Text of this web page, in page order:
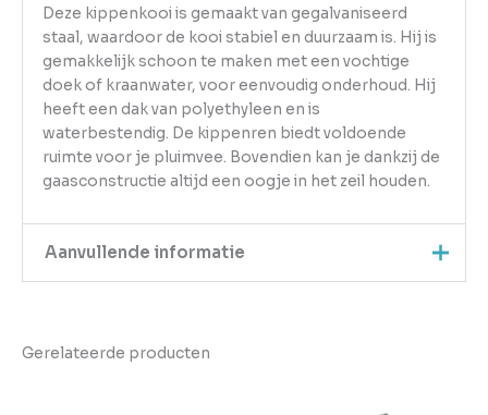
Deze kippenkooi is gemaakt van gegalvaniseerd
staal, waardoor de kooi stabiel en duurzaam is. Hij is
gemakkelijk schoon te maken met een vochtige
doek of kraanwater, voor eenvoudig onderhoud. Hij
heeft een dak van polyethyleen en is
waterbestendig. De kippenren biedt voldoende
ruimte voor je pluimvee. Bovendien kan je dankzij de
gaasconstructie altijd een oogje in het zeil houden.
Aanvullende informatie
EAN
Gerelateerde producten